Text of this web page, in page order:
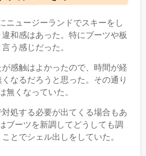
ニュージーランドでスキーをし
和感はあった。特にブーツや板
う感じだった。
感触はよかったので、時間が経
なるだろうと思った。その通り
無くなっていた。
処する必要が出てくる場合もあ
ブーツを新調してどうしても調
とでシェル出しをしていた。